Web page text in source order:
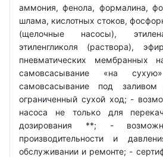
аммония, фенола, формалина,
шлама, кислотных стоков,
(щелочные насосы),
этиленгликоля (раствора),
пневматических мембранных
самовсасывание «на
самовсасывание под
ограниченный сухой ход; -
насоса не только для
дозирования **; -
производительности и
обслуживании и ремонте; -